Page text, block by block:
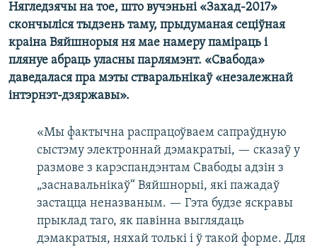
Нягледзячы на тое, што вучэньні «Захад-2017»
скончыліся тыдзень таму, прыдуманая сеціўная
краіна Вяйшнорыя ня мае намеру паміраць і
плянуе абраць уласны парлямэнт. «Свабода»
даведалася пра мэты стваральнікаў «незалежнай
інтэрнэт-дзяржавы».
«Мы фактычна распрацоўваем сапраўдную
сыстэму электроннай дэмакратыі, — сказаў у
размове з карэспандэнтам Свабоды адзін з
„заснавальнікаў“ Вяйшнорыі, які пажадаў
застацца неназваным. — Гэта будзе яскравы
прыклад таго, як павінна выглядаць
дэмакратыя, няхай толькі і ў такой форме. Для